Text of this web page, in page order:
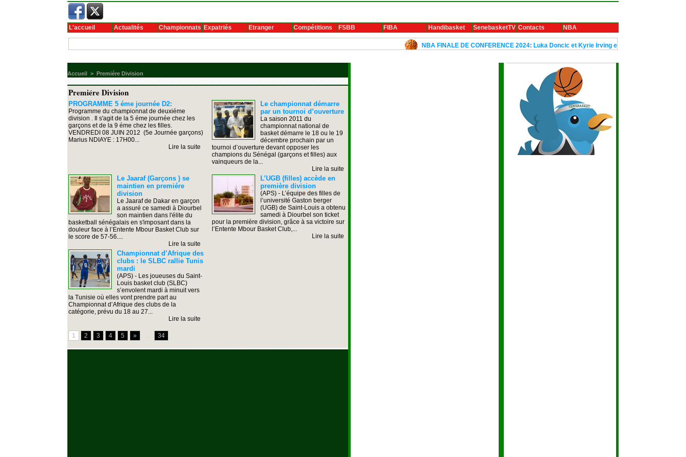
L'accueil Actualités Championnats Expatriés Etranger Compétitions FSBB FIBA Handibasket SenebasketTV Contacts NBA
NBA FINALE DE CONFERENCE 2024: Luka Doncic et Kyrie Irving envoient Dallas en finale
Accueil > Premiére Division
Premiére Division
PROGRAMME 5 éme journée D2:
Programme du championnat de deuxiéme
division . Il s'agit de la 5 éme journée chez les
garçons et de la 9 éme chez les filles.
VENDREDI 08 JUIN 2012 (5e Journée garçons)
Marius NDIAYE : 17H00...
Lire la suite
Le championnat démarre
par un tournoi d’ouverture
La saison 2011 du
championnat national de
basket démarre le 18 ou le 19
décembre prochain par un
tournoi d’ouverture devant opposer les
champions du Sénégal (garçons et filles) aux
vainqueurs de la...
Lire la suite
Le Jaaraf (Garçons ) se
maintien en premiére
division
Le Jaaraf de Dakar en garçon
a assuré ce samedi à Diourbel
son maintien dans l'élite du
basketball sénégalais en s'imposant dans la
douleur face à l’Entente Mbour Basket Club sur
le score de 57-56....
Lire la suite
L’UGB (filles) accède en
première division
(APS) - L’équipe des filles de
l’université Gaston berger
(UGB) de Saint-Louis a obtenu
samedi à Diourbel son ticket
pour la première division, grâce à sa victoire sur
l’Entente Mbour Basket Club,...
Lire la suite
Championnat d’Afrique des
clubs : le SLBC rallie Tunis
mardi
(APS) - Les joueuses du Saint-
Louis basket club (SLBC)
s’envolent mardi à minuit vers
la Tunisie où elles vont prendre part au
Championnat d’Afrique des clubs de la
catégorie, prévu du 18 au 27...
Lire la suite
1 2 3 4 5 » ... 34